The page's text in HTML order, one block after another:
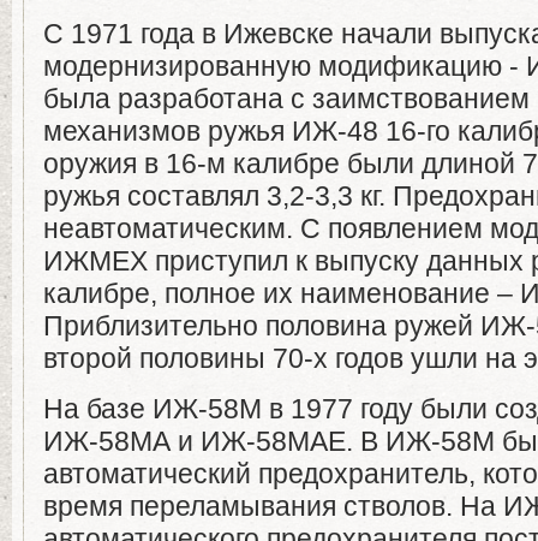
С 1971 года в Ижевске начали
модернизированную модификацию -
была разработана с заимствованием
механизмов ружья ИЖ-48 16-го
оружия в 16-м калибре были длиной
ружья составлял 3,2-3,3 кг.
неавтоматическим. С появлением
ИЖМЕХ приступил к выпуску данных
калибре, полное их наименование
Приблизительно половина ружей
второй половины 70-х годов ушли на
На базе ИЖ-58М в 1977 году были
ИЖ-58МА и ИЖ-58МАЕ. В ИЖ-58М был
автоматический предохранитель,
время переламывания стволов. На